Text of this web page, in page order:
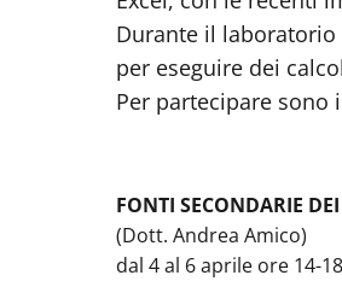
Durante il laboratorio
per eseguire dei
Per partecipare sono
FONTI SECONDARIE
(Dott. Andrea Amico)
dal 4 al 6 aprile ore 14-18